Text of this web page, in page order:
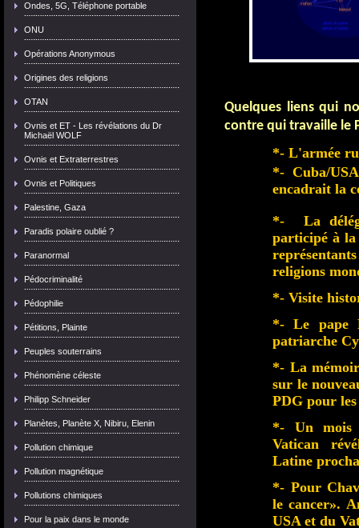
Ondes, 5G, Téléphone portable
ONU
Opérations Anonymous
Origines des religions
OTAN
Ovnis et ET - Les révélations du Dr
Michaël WOLF
Ovnis et Extraterrestres
Ovnis et Politiques
Palestine, Gaza
Paradis polaire oublié ?
Paranormal
Pédocriminalité
Pédophilie
Pétitions, Plainte
Peuples souterrains
Phénomène céleste
Philipp Schneider
Planètes, Planète X, Nibiru, Elenin
Pollution chimique
Pollution magnétique
Pollutions chimiques
Pour la paix dans le monde
Quelques liens qui
contre qui travaille le
*- L'armée
*- Cuba/
encadrait la
*- La
participé à la
religions
*- Visite
*- Le pape
patriarche
*- La
sur le
PDG pour
*- Un mois
Vatican
Latine
*- Pour
le cancer».
USA et du